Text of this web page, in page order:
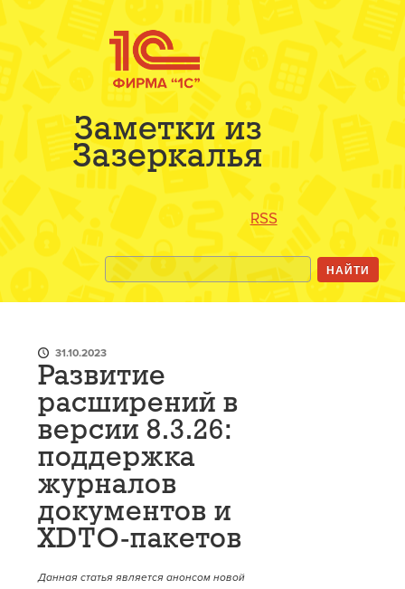
Заметки из
Зазеркалья
RSS
31.10.2023
Развитие
расширений в
версии 8.3.26:
поддержка
журналов
документов и
XDTO-пакетов
Данная статья является анонсом новой